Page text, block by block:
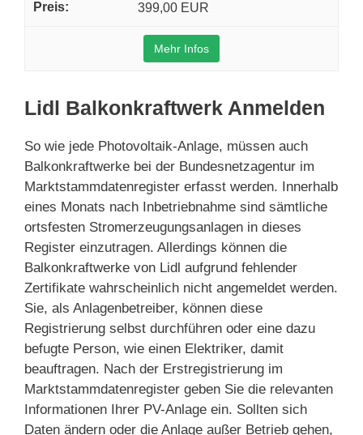
399,00 EUR
Mehr Infos
Lidl Balkonkraftwerk Anmelden
So wie jede Photovoltaik-Anlage, müssen auch
Balkonkraftwerke bei der Bundesnetzagentur im
Marktstammdatenregister erfasst werden. Innerhalb
eines Monats nach Inbetriebnahme sind sämtliche
ortsfesten Stromerzeugungsanlagen in dieses
Register einzutragen. Allerdings können die
Balkonkraftwerke von Lidl aufgrund fehlender
Zertifikate wahrscheinlich nicht angemeldet werden.
Sie, als Anlagenbetreiber, können diese
Registrierung selbst durchführen oder eine dazu
befugte Person, wie einen Elektriker, damit
beauftragen. Nach der Erstregistrierung im
Marktstammdatenregister geben Sie die relevanten
Informationen Ihrer PV-Anlage ein. Sollten sich
Daten ändern oder die Anlage außer Betrieb gehen,